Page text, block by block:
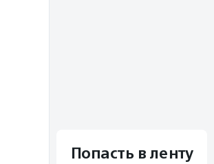
Попасть в ленту